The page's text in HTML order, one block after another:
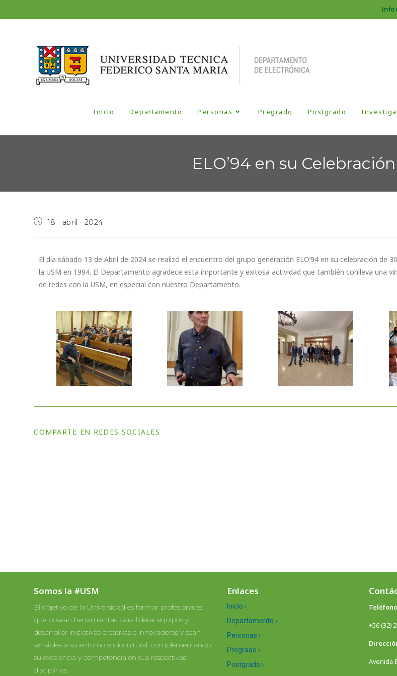
Inicio Departamento Personas Pregrado Postgrado
ELO’94 en su
18 · abril · 2024
El día sábado 13 de Abril de 2024 se realizó el encuentro del grupo generación ELO’94 en su celebración de
la USM en 1994. El Departamento agradece esta importante y exitosa actividad que también conlleva una
de redes con la USM, en especial con nuestro Departamento.
COMPARTE EN REDES SOCIALES
Somos la #USM
El objetivo de la Universidad es formar profesionales
que posean herramientas para liderar equipos y
desarrollar iniciativas creativas e innovadoras y sean
sensibles a su entorno sociocultural, complementando
su excelencia y competencia en sus respectivas
disciplinas.
Enlaces
Inicio ›
Departamento ›
Personas ›
Pregrado ›
Postgrado ›
+56 (32)
Avenida